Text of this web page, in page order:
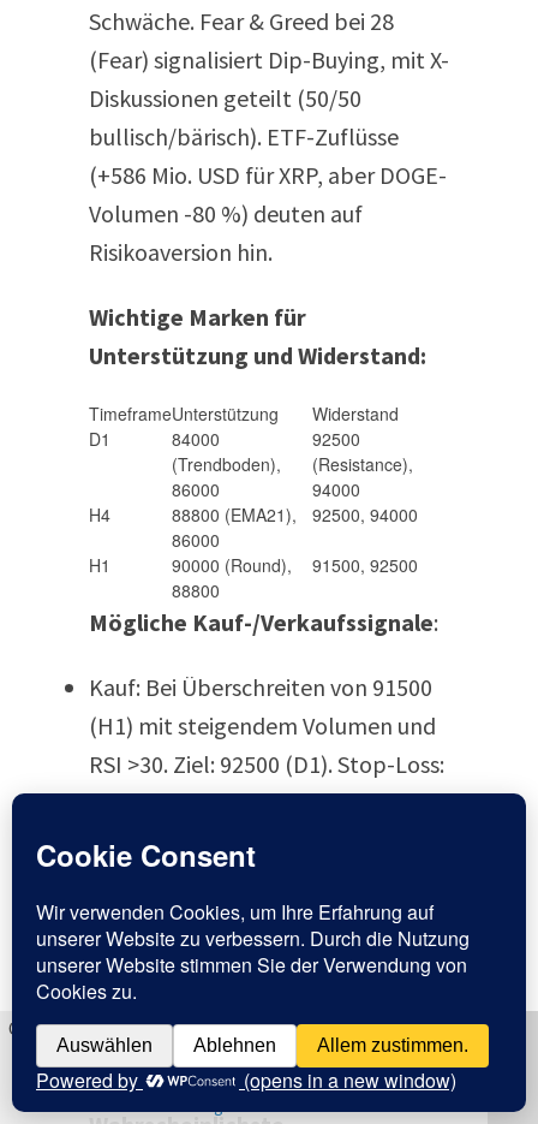
Schwäche. Fear & Greed bei 28
(Fear) signalisiert Dip-Buying, mit X-
Diskussionen geteilt (50/50
bullisch/bärisch). ETF-Zuflüsse
(+586 Mio. USD für XRP, aber DOGE-
Volumen -80 %) deuten auf
Risikoaversion hin.
Wichtige Marken für
Unterstützung und Widerstand:
TimeframeUnterstützung
Widerstand
D1
84000
(Trendboden),
86000
92500
(Resistance),
94000
H4
88800 (EMA21),
86000
92500, 94000
H1
90000 (Round),
88800
91500, 92500
Mögliche Kauf-/Verkaufssignale:
Kauf: Bei Überschreiten von 91500
(H1) mit steigendem Volumen und
RSI >30. Ziel: 92500 (D1). Stop-Loss:
Unter 90000.
Verkauf:Bei Break unter 88800 (H4)
Ziel: 86000. Stop-Loss: Über 91500.
Signale entstehen bei EMA-Crosses
(z. B. EMA21 auf H4) oder Fear &
Greed-Shift zu Neutral.
Cookies erleichtern die Bereitstellung unserer Dienste. Mit der
Nutzung unserer Dienste erklären Sie sich damit
einverstanden, dass wir Cookies verwenden. Ich möchte mir